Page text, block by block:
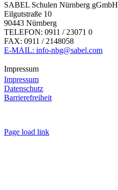
SABEL Schulen Nürnberg gGmbH
Eilgutstraße 10
90443 Nürnberg
TELEFON: 0911 / 23071 0
FAX: 0911 / 2148058
E-MAIL: info-nbg@sabel.com
Impressum
Impressum
Datenschutz
Barrierefreiheit
Page load link